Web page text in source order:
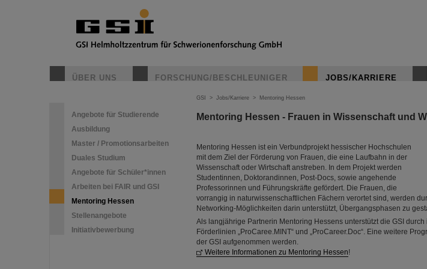
ÜBER UNS FORSCHUNG/BESCHLEUNIGER JOBS/KARRIERE
Angebote für Studierende
Ausbildung
Master / Promotionsarbeiten
Duales Studium
Angebote für Schüler*innen
Arbeiten bei FAIR und GSI
Mentoring Hessen
Stellenangebote
Initiativbewerbung
GSI > Jobs/Karriere > Mentoring Hessen
Mentoring Hessen - Frauen in Wissenschaft und
Mentoring Hessen ist ein Verbundprojekt hessischer Hochschulen
mit dem Ziel der Förderung von Frauen, die eine Laufbahn in der
Wissenschaft oder Wirtschaft anstreben. In dem Projekt werden
Studentinnen, Doktorandinnen, Post-Docs, sowie angehende
Professorinnen und Führungskräfte gefördert. Die Frauen, die
vorrangig in naturwissenschaftlichen Fächern verortet sind, werden
Networking-Möglichkeiten darin unterstützt, Übergangsphasen zu
Als langjährige Partnerin Mentoring Hessens unterstützt die GSI
Förderlinien „ProCaree.MINT“ und „ProCareer.Doc“. Eine weitere
der GSI aufgenommen werden.
Weitere Informationen zu Mentoring Hessen!